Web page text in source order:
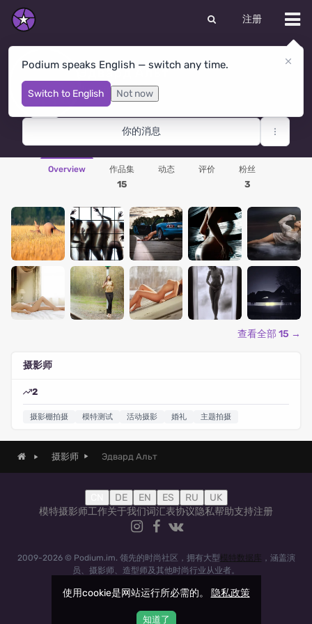
注册
Podium speaks English — switch any time.
Switch to English Not now
Эдвард Альт
Novosibirsk· 俄罗斯联邦
你的消息
Overview 作品集
15
动态 评价 粉丝
3
查看全部 15 →
摄影师
2
摄影棚拍摄 模特测试 活动摄影 婚礼 主题拍摄
摄影师 Эдвард Альт
DE EN ES RU
UK
模特摄影师工作关于我们词汇表协议隐私帮助支持注册
2009-2026 © Podium.im. 领先的时尚社区，拥有大型模特数据库
，涵盖演
员、摄影师、造型师及其他时尚行业从业者。
使用cookie是网站运行所必需的。 隐私政策
知道了